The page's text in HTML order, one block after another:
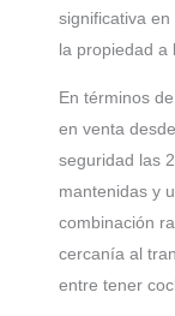
significativa
la propiedad a
En términos
en venta
seguridad las
mantenidas y
combinación
cercanía al
entre tener